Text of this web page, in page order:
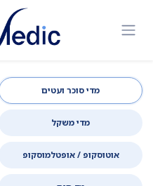
מדי סוכר ועטים
מדי משקל
אוטוסקופ / אופטלמוסקופ